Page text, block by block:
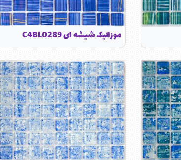
موزائیک شیشه ای C4BL0289